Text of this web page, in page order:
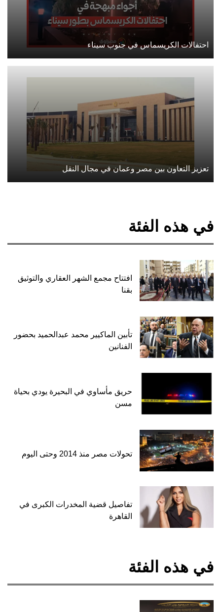
احتفالات الكريسماس في جنوب سيناء
تعزيز التعاون بين مصر وعمان في مجال النقل
في هذه الفئة
افتتاح مجمع الشهر العقاري والتوثيق
بقنا
تأبين الماكيير محمد عبدالحميد بحضور
الفنانين
حريق مأساوي في البحيرة يودي بحياة
مسن
تحولات مصر منذ 2014 وحتى اليوم
تفاصيل قضية المخدرات الكبرى في
القاهرة
في هذه الفئة